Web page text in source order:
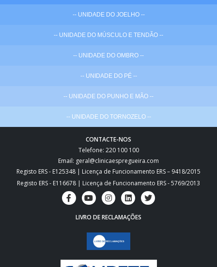
-- UNIDADE DO JOELHO --
-- UNIDADE DO MÚSCULO E TENDÃO --
-- UNIDADE DO OMBRO --
-- UNIDADE DO PÉ --
-- UNIDADE DO PUNHO E MÃO --
-- UNIDADE DO TORNOZELO --
CONTACTE-NOS
Telefone: 220 100 100
Email: geral@clinicaespregueira.com
Registo ERS - E125348 | Licença de Funcionamento ERS – 9418/2015
Registo ERS - E116678 | Licença de Funcionamento ERS - 5769/2013
LIVRO DE RECLAMAÇÕES